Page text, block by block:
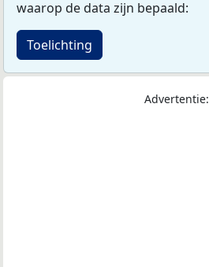
waarop de data zijn bepaald:
Toelichting
Advertentie: